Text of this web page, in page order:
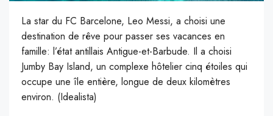
La star du FC Barcelone, Leo Messi, a choisi une
destination de rêve pour passer ses vacances en
famille: l’état antillais Antigue-et-Barbude. Il a choisi
Jumby Bay Island, un complexe hôtelier cinq étoiles qui
occupe une île entière, longue de deux kilomètres
environ. (Idealista)